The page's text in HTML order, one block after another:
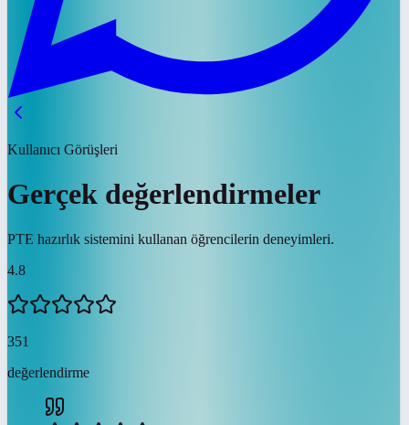
Kullanıcı Görüşleri
Gerçek değerlendirmeler
PTE hazırlık sistemini kullanan öğrencilerin deneyimleri.
4.8
351
değerlendirme